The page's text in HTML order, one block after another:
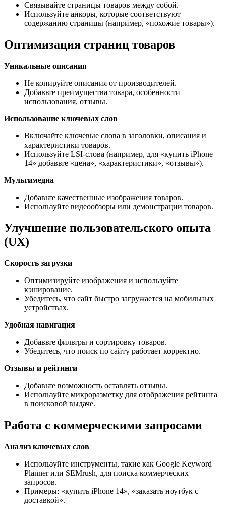
Связывайте страницы товаров между собой.
Используйте анкоры, которые соответствуют
содержанию страницы (например, «похожие товары»).
Оптимизация страниц товаров
Уникальные описания
Не копируйте описания от производителей.
Добавьте преимущества товара, особенности
использования, отзывы.
Использование ключевых слов
Включайте ключевые слова в заголовки, описания и
характеристики товаров.
Используйте LSI-слова (например, для «купить iPhone
14» добавьте «цена», «характеристики», «отзывы»).
Мультимедиа
Добавьте качественные изображения товаров.
Используйте видеообзоры или демонстрации товаров.
Улучшение пользовательского опыта
(UX)
Скорость загрузки
Оптимизируйте изображения и используйте
кэширование.
Убедитесь, что сайт быстро загружается на мобильных
устройствах.
Удобная навигация
Добавьте фильтры и сортировку товаров.
Убедитесь, что поиск по сайту работает корректно.
Отзывы и рейтинги
Добавьте возможность оставлять отзывы.
Используйте микроразметку для отображения рейтинга
в поисковой выдаче.
Работа с коммерческими запросами
Анализ ключевых слов
Используйте инструменты, такие как Google Keyword
Planner или SEMrush, для поиска коммерческих
запросов.
Примеры: «купить iPhone 14», «заказать ноутбук с
доставкой».